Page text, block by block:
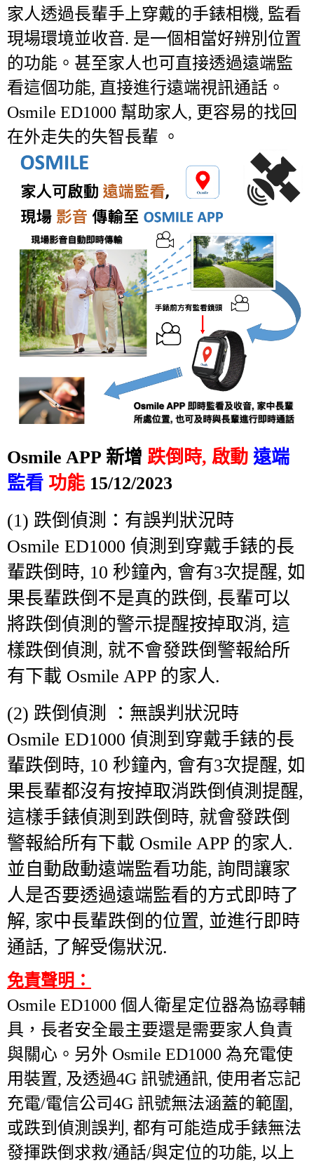
家人透過長輩手上穿戴的手錶相機, 監看
現場環境並收音. 是一個相當好辨別位置
的功能。甚至家人也可直接透過遠端監
看這個功能, 直接進行遠端視訊通話。
Osmile ED1000 幫助家人, 更容易的找回
在外走失的失智長輩 。
Osmile APP 新增 跌倒時, 啟動 遠端
監看 功能 15/12/2023
(1) 跌倒偵測：有誤判狀況時
Osmile ED1000 偵測到穿戴手錶的長
輩跌倒時, 10 秒鐘內, 會有3次提醒, 如
果長輩跌倒不是真的跌倒, 長輩可以
將跌倒偵測的警示提醒按掉取消, 這
樣跌倒偵測, 就不會發跌倒警報給所
有下載 Osmile APP 的家人.
(2) 跌倒偵測 ：無誤判狀況時
Osmile ED1000 偵測 到 穿戴手錶的長
輩跌倒時, 10 秒鐘內, 會有3次提醒, 如
果長輩都沒有按掉取消跌倒偵測提醒,
這樣手錶偵測到跌倒時, 就會發跌倒
警報給所有下載 Osmile APP 的家人.
並自動啟動遠端監看功能, 詢問讓家
人是否要透過遠端監看的方式即時了
解, 家中長輩跌倒的位置, 並進行即時
通話, 了解受傷狀況.
免責聲明：
Osmile ED1000 個人衛星定位器為協尋輔
具，長者安全最主要還是需要家人負責
與關心。另外 Osmile ED1000 為充電使
用裝置, 及透過4G 訊號通訊, 使用者忘記
充電/電信公司4G 訊號無法涵蓋的範圍,
或跌到偵測誤判, 都有可能造成手錶無法
發揮跌倒求救/通話/與定位的功能, 以上